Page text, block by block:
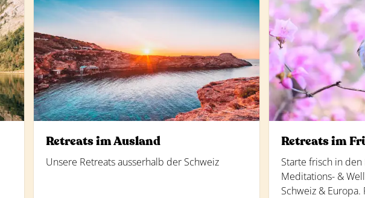
Retreats im Ausland
Unsere Retreats ausserhalb der Schweiz
Retreats im
Starte frisch in den
Meditations- &
Schweiz &